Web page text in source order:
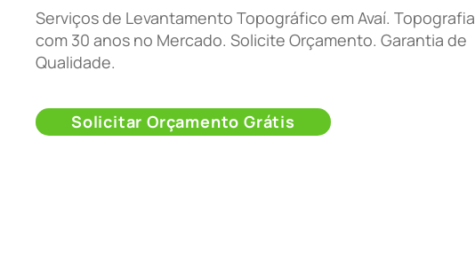
Serviços de Levantamento Topográfico em Avaí. Topografia
com 30 anos no Mercado. Solicite Orçamento. Garantia de
Qualidade.
Solicitar Orçamento Grátis